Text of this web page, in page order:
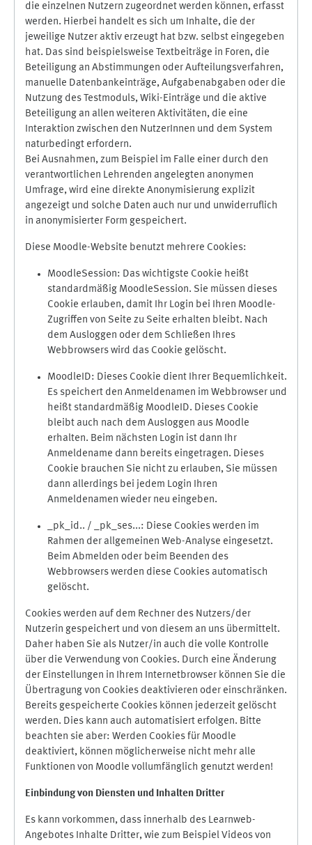
die einzelnen Nutzern zugeordnet werden können, erfasst
werden. Hierbei handelt es sich um Inhalte, die der
jeweilige Nutzer aktiv erzeugt hat bzw. selbst eingegeben
hat. Das sind beispielsweise Textbeiträge in Foren, die
Beteiligung an Abstimmungen oder Aufteilungsverfahren,
manuelle Datenbankeinträge, Aufgabenabgaben oder die
Nutzung des Testmoduls, Wiki-Einträge und die aktive
Beteiligung an allen weiteren Aktivitäten, die eine
Interaktion zwischen den NutzerInnen und dem System
naturbedingt erfordern.
Bei Ausnahmen, zum Beispiel im Falle einer durch den
verantwortlichen Lehrenden angelegten anonymen
Umfrage, wird eine direkte Anonymisierung explizit
angezeigt und solche Daten auch nur und unwiderruflich
in anonymisierter Form gespeichert.
Diese Moodle-Website benutzt mehrere Cookies:
MoodleSession: Das wichtigste Cookie heißt
standardmäßig MoodleSession. Sie müssen dieses
Cookie erlauben, damit Ihr Login bei Ihren Moodle-
Zugriffen von Seite zu Seite erhalten bleibt. Nach
dem Ausloggen oder dem Schließen Ihres
Webbrowsers wird das Cookie gelöscht.
MoodleID: Dieses Cookie dient Ihrer Bequemlichkeit.
Es speichert den Anmeldenamen im Webbrowser und
heißt standardmäßig MoodleID. Dieses Cookie
bleibt auch nach dem Ausloggen aus Moodle
erhalten. Beim nächsten Login ist dann Ihr
Anmeldename dann bereits eingetragen. Dieses
Cookie brauchen Sie nicht zu erlauben, Sie müssen
dann allerdings bei jedem Login Ihren
Anmeldenamen wieder neu eingeben.
_pk_id.. / _pk_ses...: Diese Cookies werden im
Rahmen der allgemeinen Web-Analyse eingesetzt.
Beim Abmelden oder beim Beenden des
Webbrowsers werden diese Cookies automatisch
gelöscht.
Cookies werden auf dem Rechner des Nutzers/der
Nutzerin gespeichert und von diesem an uns übermittelt.
Daher haben Sie als Nutzer/in auch die volle Kontrolle
über die Verwendung von Cookies. Durch eine Änderung
der Einstellungen in Ihrem Internetbrowser können Sie die
Übertragung von Cookies deaktivieren oder einschränken.
Bereits gespeicherte Cookies können jederzeit gelöscht
werden. Dies kann auch automatisiert erfolgen. Bitte
beachten sie aber: Werden Cookies für Moodle
deaktiviert, können möglicherweise nicht mehr alle
Funktionen von Moodle vollumfänglich genutzt werden!
Einbindung von Diensten und Inhalten Dritter
Es kann vorkommen, dass innerhalb des Learnweb-
Angebotes Inhalte Dritter, wie zum Beispiel Videos von